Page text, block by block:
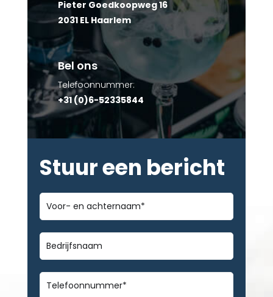
Pieter Goedkoopweg 16
2031 EL Haarlem
Bel ons
Telefoonnummer:
+31 (0)6-52335844
Stuur een bericht
Voor-
en
achternaam*
Bedrijfsnaam
Telefoonnummer*